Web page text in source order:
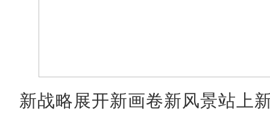
新战略展开新画卷新风景站上